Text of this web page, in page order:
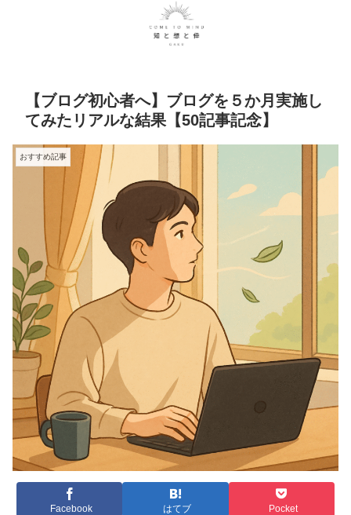
【ブログ初心者へ】ブログを５か月実施し
てみたリアルな結果【50記事記念】
おすすめ記事
Facebook はてブ Pocket